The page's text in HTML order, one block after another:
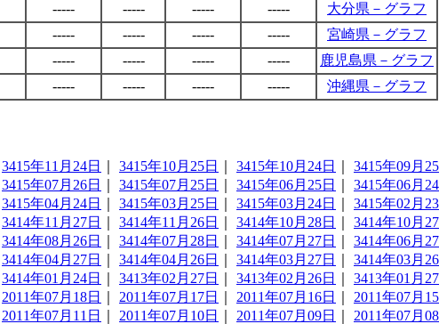
----- ----- ----- -----
大分県－グラフ
----- ----- ----- -----
宮崎県－グラフ
----- ----- ----- -----
鹿児島県－グラフ
----- ----- ----- ----- 沖縄県－グラフ
3415年11月24日 3415年10月25日 3415年10月24日
3415年09月
3415年07月26日 3415年07月25日 3415年06月25日
3415年06月
3415年04月24日 3415年03月25日 3415年03月24日
3415年02月
3414年11月27日 3414年11月26日 3414年10月28日
3414年10月
3414年08月26日 3414年07月28日 3414年07月27日
3414年06月
3414年04月27日 3414年04月26日 3414年03月27日
3414年03月
3414年01月24日 3413年02月27日 3413年02月26日
3413年01月
2011年07月18日 2011年07月17日 2011年07月16日
2011年07月
2011年07月11日 2011年07月10日 2011年07月09日
2011年07月